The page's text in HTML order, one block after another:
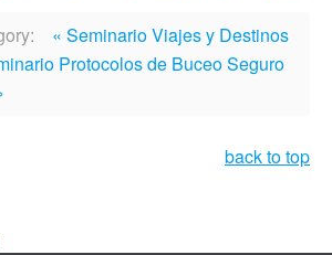
« Seminario Viajes y Destinos
Protocolos de Buceo Seguro
back to top